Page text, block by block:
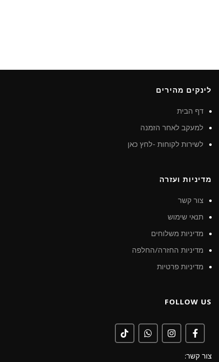
לינקים מהירים
דף הבית
למעקב לאחר הזמנה
לשירות לקוחות -לחץ כאן
מדיניות ועזרה
צור קשר
תנאי שימוש
מדיניות משלוחים
מדיניות החזרה/החלפה
מדיניות פרטיות
FOLLOW US
צור קשר: